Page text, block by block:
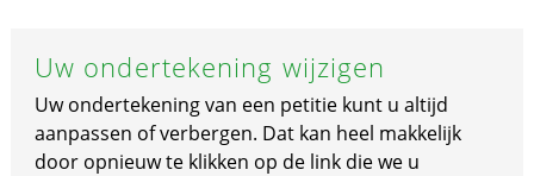
Uw ondertekening wijzigen
Uw ondertekening van een petitie kunt u altijd
aanpassen of verbergen. Dat kan heel makkelijk
door opnieuw te klikken op de link die we u